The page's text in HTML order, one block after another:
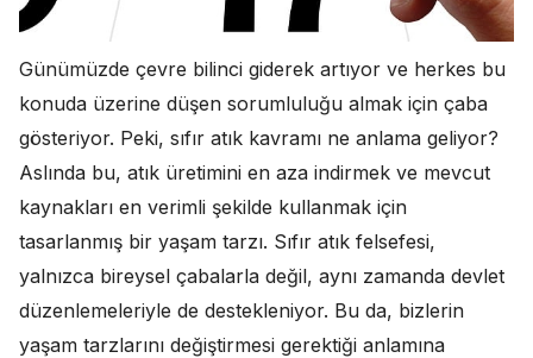
Günümüzde çevre bilinci giderek artıyor ve herkes bu
konuda üzerine düşen sorumluluğu almak için çaba
gösteriyor. Peki, sıfır atık kavramı ne anlama geliyor?
Aslında bu, atık üretimini en aza indirmek ve mevcut
kaynakları en verimli şekilde kullanmak için
tasarlanmış bir yaşam tarzı. Sıfır atık felsefesi,
yalnızca bireysel çabalarla değil, aynı zamanda devlet
düzenlemeleriyle de destekleniyor. Bu da, bizlerin
yaşam tarzlarını değiştirmesi gerektiği anlamına